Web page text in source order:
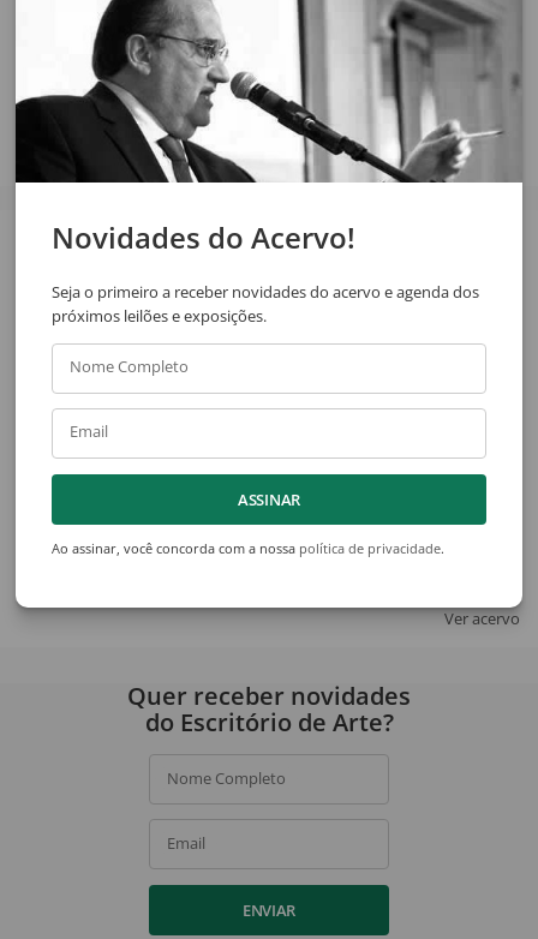
SOLICITAR ORÇAMENTO SOLICITAR VIA WHATSAPP
Compartilhar
Sem Título
Pássaro
Ver acervo
Novidades do Acervo!
Seja o primeiro a receber novidades do acervo e agenda dos
próximos leilões e exposições.
Nome Completo
Email
ASSINAR
Ao assinar, você concorda com a nossa política de privacidade.
Quer receber novidades
do Escritório de Arte?
Nome Completo
Email
ENVIAR